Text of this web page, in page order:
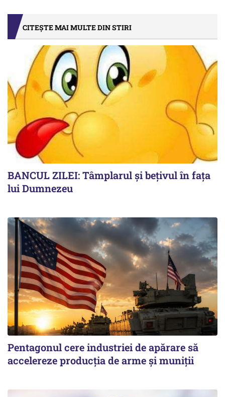
CITEȘTE MAI MULTE DIN STIRI
BANCUL ZILEI: Tâmplarul și bețivul în fața
lui Dumnezeu
Pentagonul cere industriei de apărare să
accelereze producția de arme și muniții